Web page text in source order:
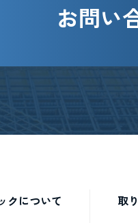
お問い
クについて
取